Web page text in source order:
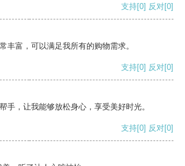
支持[0] 反对[0]
丰富，可以满足我所有的购物需求。
支持[0] 反对[0]
手，让我能够放松身心，享受美好时光。
支持[0] 反对[0]